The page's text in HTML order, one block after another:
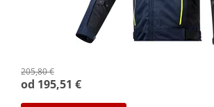
205,80 €
od 195,51 €